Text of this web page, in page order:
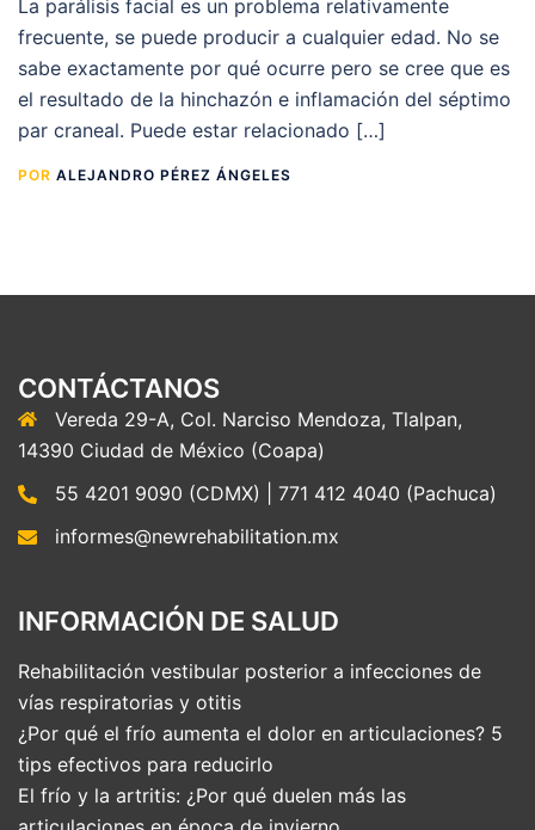
La parálisis facial es un problema relativamente
frecuente, se puede producir a cualquier edad. No se
sabe exactamente por qué ocurre pero se cree que es
el resultado de la hinchazón e inflamación del séptimo
par craneal. Puede estar relacionado […]
POR ALEJANDRO PÉREZ ÁNGELES
CONTÁCTANOS
Vereda 29-A, Col. Narciso Mendoza, Tlalpan,
14390 Ciudad de México (Coapa)
55 4201 9090 (CDMX) | 771 412 4040 (Pachuca)
informes@newrehabilitation.mx
INFORMACIÓN DE SALUD
Rehabilitación vestibular posterior a infecciones de
vías respiratorias y otitis
¿Por qué el frío aumenta el dolor en articulaciones? 5
tips efectivos para reducirlo
El frío y la artritis: ¿Por qué duelen más las